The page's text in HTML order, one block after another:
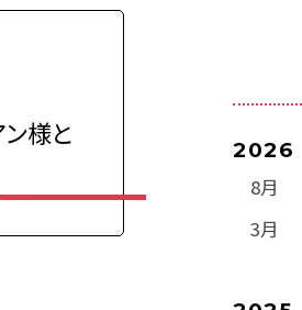
様と
2026
8月
3月